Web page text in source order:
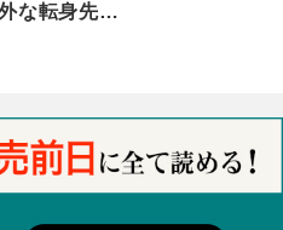
な転身先…